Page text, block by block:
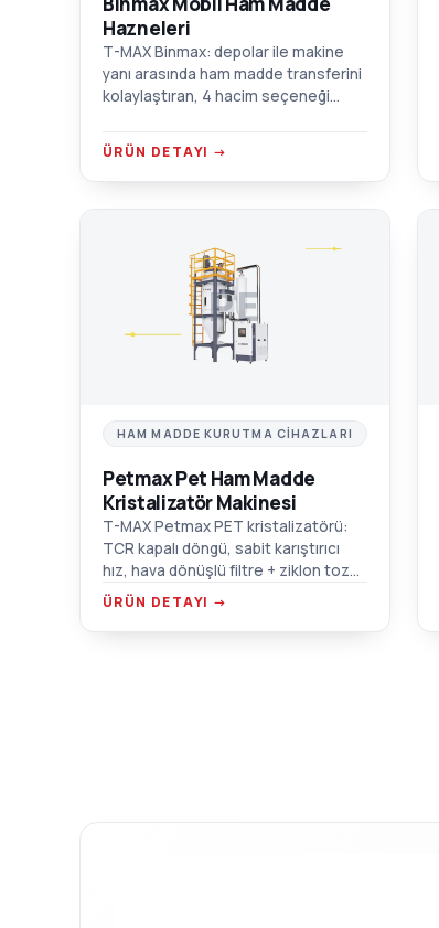
Hazneleri
T-MAX Binmax: depolar ile makine
yanı arasında ham madde transferini
kolaylaştıran, 4 hacim seçeneği
Krom/alüminyum/AISI 304 SST
seçenekleri.
ÜRÜN DETAYI →
PE
HAM MADDE KURUTMA CIHAZLARI
Petmax Pet Ham Madde
Kristalizatör Makinesi
T-MAX Petmax PET kristalizatörü:
TCR kapalı döngü, sabit karıştırıcı
hız, hava dönüşlü filtre + ziklon toz
toplayıcı, çift aşırı ısınma koruması.
ÜRÜN DETAYI →